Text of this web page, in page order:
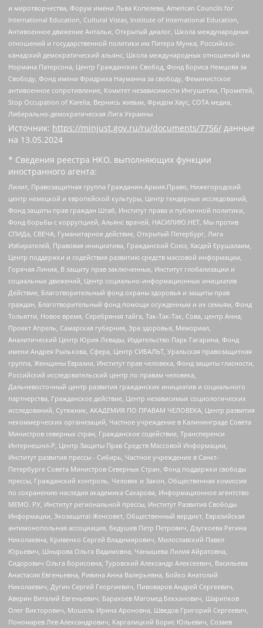
и миротворчества, Форум имени Льва Копелева, American Councils for
International Education, Cultural Vistas, Institute of International Education,
Антивоенное движение Антальи, Открытый диалог, Школа международных
отношений и государственной политики им Питера Мунка, Российско-
канадский демократический альянс, Школа международных отношений им
Нормана Патерсона, Центр Гражданских Свобод, Фонд Бориса Немцова за
Свободу, Фонд имени Фридриха Науманна за свободу, Феминистское
антивоенное сопротивление, Комитет независимости Ингушетии, Прометей,
Stop Occupation of Karelia, Вернись живым, Фридом Хаус, СОТА медиа,
Либерально-демократическая Лига Украины
Источник: https://minjust.gov.ru/ru/documents/7756/ данные
на 13.05.2024
* Сведения реестра НКО, выполняющих функции
иностранного агента:
Лилит, Правозащитная группа Гражданин.Армия.Право, Нижегородский
центр немецкой и европейской культуры, Центр гендерных исследований,
Фонд защиты прав граждан Штаб, Институт права и публичной политики,
Фонд борьбы с коррупцией, Альянс врачей, НАСИЛИЮ.НЕТ, Мы против
СПИДа, СВЕЧА, Гуманитарное действие, Открытый Петербург, Лига
Избирателей, Правовая инициатива, Гражданский Союз, Хасдей Ерушалаим,
Центр поддержки и содействия развитию средств массовой информации,
Горячая Линия, В защиту прав заключенных, Институт глобализации и
социальных движений, Центр социально-информационных инициатив
Действие, Благотворительный фонд охраны здоровья и защиты прав
граждан, Благотворительный фонд помощи осужденным и их семьям, Фонд
Тольятти, Новое время, Серебряная тайга, Так-Так-Так, Сова, центр Анна,
Проект Апрель, Самарская губерния, Эра здоровья, Мемориал,
Аналитический Центр Юрия Левады, Издательство Парк Гагарина, Фонд
имени Андрея Рылькова, Сфера, Центр СИБАЛЬТ, Уральская правозащитная
группа, Женщины Евразии, Институт прав человека, Фонд защиты гласности,
Российский исследовательский центр по правам человека,
Дальневосточный центр развития гражданских инициатив и социального
партнерства, Гражданское действие, Центр независимых социологических
исследований, Сутяжник, АКАДЕМИЯ ПО ПРАВАМ ЧЕЛОВЕКА, Центр развития
некоммерческих организаций, Частное учреждение в Калининграде Совета
Министров северных стран, Гражданское содействие, Трансперенси
Интернешнл-Р, Центр Защиты Прав Средств Массовой Информации,
Институт развития прессы - Сибирь, Частное учреждение в Санкт-
Петербурге Совета Министров Северных Стран, Фонд поддержки свободы
прессы, Гражданский контроль, Человек и Закон, Общественная комиссия
по сохранению наследия академика Сахарова, Информационное агентство
МЕМО. РУ, Институт региональной прессы, Институт Развития Свободы
Информации, Экозащита!-Женсовет, Общественный вердикт, Евразийская
антимонопольная ассоциация, Бедушев Петр Петрович, Дзугкоева Регина
Николаевна, Кривенко Сергей Владимирович, Милославский Павел
Юрьевич, Шнырова Ольга Вадимовна, Чанышева Лилия Айратовна,
Сидорович Ольга Борисовна, Туровский Александр Алексеевич, Васильева
Анастасия Евгеньевна, Ривина Анна Валерьевна, Бойко Анатолий
Николаевич, Дугин Сергей Георгиевич, Пивоваров Андрей Сергеевич,
Аверин Виталий Евгеньевич, Барахоев Магомед Бекханович, Шарипков
Олег Викторович, Мошель Ирина Ароновна, Шведов Григорий Сергеевич,
Пономарев Лев Александрович, Каргалицкий Борис Юльевич, Созаев